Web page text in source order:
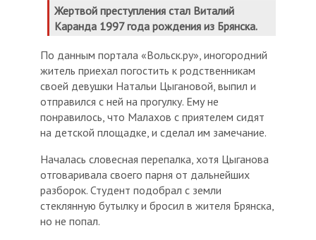
Жертвой преступления стал Виталий
Каранда 1997 года рождения из Брянска.
По данным портала «Вольск.ру», иногородний
житель приехал погостить к родственникам
своей девушки Натальи Цыгановой, выпил и
отправился с ней на прогулку. Ему не
понравилось, что Малахов с приятелем сидят
на детской площадке, и сделал им замечание.
Началась словесная перепалка, хотя Цыганова
отговаривала своего парня от дальнейших
разборок. Студент подобрал с земли
стеклянную бутылку и бросил в жителя Брянска,
но не попал.